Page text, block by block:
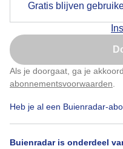
Gratis blijven
Als je doorgaat, ga je
abonnementsvoorwaarden
Heb je al een Buienradar-
Buienradar is onderdeel
Door: public Gemaakt: 08-
Nu niet,
Klik hierom